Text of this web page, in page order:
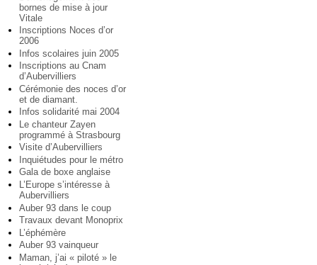
bornes de mise à jour
Vitale
Inscriptions Noces d’or
2006
Infos scolaires juin 2005
Inscriptions au Cnam
d’Aubervilliers
Cérémonie des noces d’or
et de diamant.
Infos solidarité mai 2004
Le chanteur Zayen
programmé à Strasbourg
Visite d’Aubervilliers
Inquiétudes pour le métro
Gala de boxe anglaise
L’Europe s’intéresse à
Aubervilliers
Auber 93 dans le coup
Travaux devant Monoprix
L’éphémère
Auber 93 vainqueur
Maman, j’ai « piloté » le